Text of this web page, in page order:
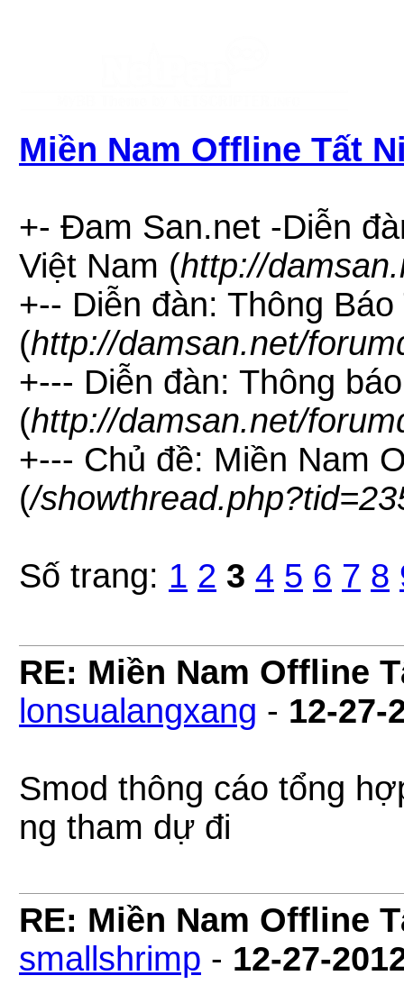
Miền Nam Offline Tất
+- Đam San.net -Diễn
Việt Nam (http://
+-- Diễn đàn: Thông
(http://damsan.net/
+--- Diễn đàn: Thông
(http://damsan.net/
+--- Chủ đề: Miền Nam
(/
Số trang: 1 2 3 4 5 6 7 8
RE: Miền Nam Offline
lonsualangxang - 12-27-
Smod thông cáo tổng
ng tham dự đi
RE: Miền Nam Offline
smallshrimp - 12-27-